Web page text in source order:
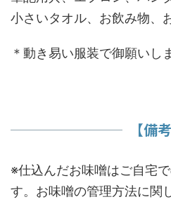
小さいタオル、お飲み物、
＊動き易い服装で御願いし
【備考
※仕込んだお味噌はご自宅
す。お味噌の管理方法に関